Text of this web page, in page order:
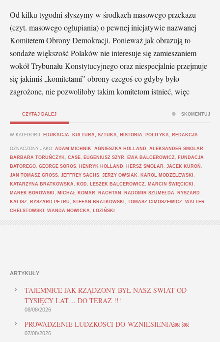
Od kilku tygodni słyszymy w środkach masowego przekazu
(czyt. masowego ogłupiania) o pewnej inicjatywie nazwanej
Komitetem Obrony Demokracji. Ponieważ jak obrazują to
sondaże większość Polaków nie interesuje się zamieszaniem
wokół Trybunału Konstytucyjnego oraz niespecjalnie przejmuje
się jakimiś „komitetami” obrony czegoś co gdyby było
zagrożone, nie pozwoliłoby takim komitetom istnieć, więc
CZYTAJ DALEJ
W KATEGORII: EDUKACJA, KULTURA, SZTUKA HISTORIA POLITYKA REDAKCJA
OZNACZONY JAKO: ADAM MICHNIK AGNIESZKA HOLLAND ALEKSANDER SMOLAR
BARBARA TORUŃCZYK
CASE EUGENIUSZ SZYR EWA BALCEROWICZ
FUNDACJA
BATOREGO GEORGE SOROS HENRYK HOLLAND HERSZ SMOLAR JACEK KUROŃ
JAN TOMASZ GROSS JEFFREY SACHS JERZY OWSIAK KAROL MODZELEWSKI
KATARZYNA BRATKOWSKA
KOD LESZEK BALCEROWICZ MARCIN ŚWIĘCICKI
MAREK BOROWSKI
MICHAŁ KOMAR RACHTAN RADOMIR SZUMEŁDA
RYSZARD
KALISZ
RYSZARD PETRU STEFAN BRATKOWSKI TOMASZ CIMOSZEWICZ
WALTER
CHEŁSTOWSKI
WANDA NOWICKA ŁOZIŃSKI
SKOMENTUJ
ARTYKUŁY
TAJEMNICE JAK RZĄDZONY BYŁ NASZ ŚWIAT OD
TYSIĘCY LAT… DO TERAZ !!!
08/08/2026
PROWADZENIE LUDZKOŚCI DO WZNIESIENIA￼ ￼
07/08/2026